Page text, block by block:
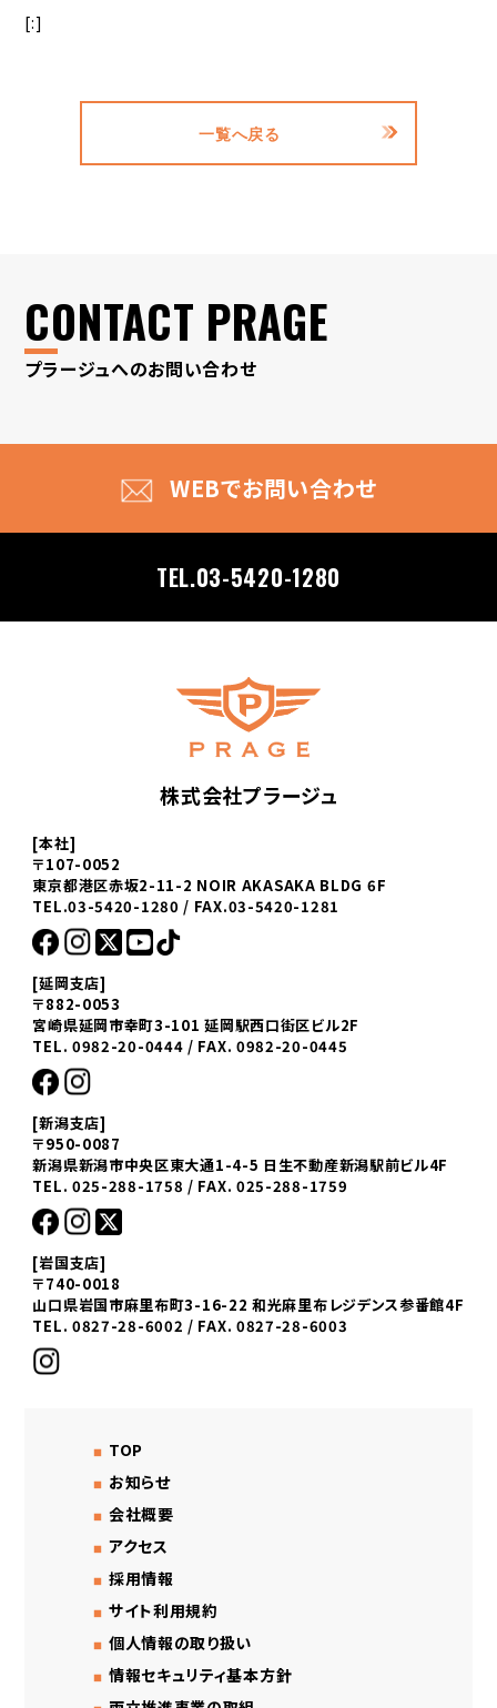
[:]
一覧へ戻る
CONTACT PRAGE
プラージュへのお問い合わせ
WEBでお問い合わせ
TEL.03-5420-1280
株式会社プラージュ
[本社]
〒107-0052
東京都港区赤坂2-11-2 NOIR AKASAKA BLDG 6F
TEL.03-5420-1280 / FAX.03-5420-1281
[延岡支店]
〒882-0053
宮崎県延岡市幸町3-101 延岡駅西口街区ビル2F
TEL. 0982-20-0444 / FAX. 0982-20-0445
[新潟支店]
〒950-0087
新潟県新潟市中央区東大通1-4-5 日生不動産新潟駅前ビル4F
TEL. 025-288-1758 / FAX. 025-288-1759
[岩国支店]
〒740-0018
山口県岩国市麻里布町3-16-22 和光麻里布レジデンス参番館4F
TEL. 0827-28-6002 / FAX. 0827-28-6003
TOP
お知らせ
会社概要
アクセス
採用情報
サイト利用規約
個人情報の取り扱い
情報セキュリティ基本方針